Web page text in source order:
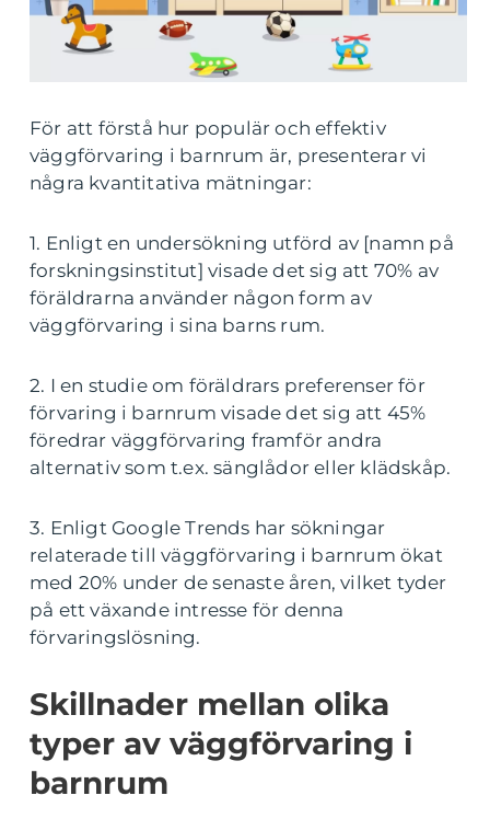
För att förstå hur populär och effektiv
väggförvaring i barnrum är, presenterar vi
några kvantitativa mätningar:
1. Enligt en undersökning utförd av [namn på
forskningsinstitut] visade det sig att 70% av
föräldrarna använder någon form av
väggförvaring i sina barns rum.
2. I en studie om föräldrars preferenser för
förvaring i barnrum visade det sig att 45%
föredrar väggförvaring framför andra
alternativ som t.ex. sänglådor eller klädskåp.
3. Enligt Google Trends har sökningar
relaterade till väggförvaring i barnrum ökat
med 20% under de senaste åren, vilket tyder
på ett växande intresse för denna
förvaringslösning.
Skillnader mellan olika
typer av väggförvaring i
barnrum